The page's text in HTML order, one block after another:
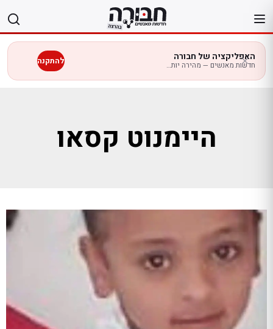
לתוכן
האפליקציה של חבורה
חדשות מאנשים — מהירה יותר בנייד להתקנה
היימנוט קסאו